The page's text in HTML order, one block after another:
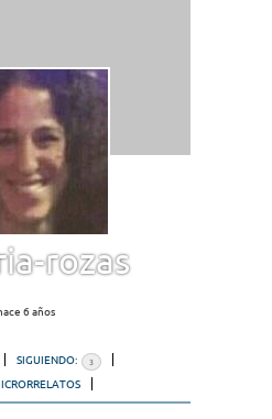
rozas
6 años
SIGUIENDO: 3